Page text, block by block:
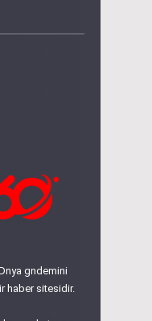
gndemini
haber sitesidir.